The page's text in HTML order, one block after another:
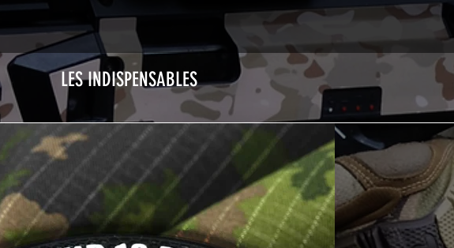
LES INDISPENSABLES